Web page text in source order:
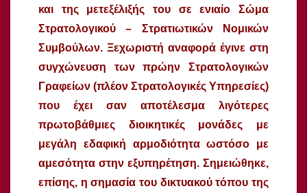
και της μετεξέλιξής του σε ενιαίο Σώμα
Στρατολογικού – Στρατιωτικών Νομικών
Συμβούλων. Ξεχωριστή αναφορά έγινε στη
συγχώνευση των πρώην Στρατολογικών
Γραφείων (πλέον Στρατολογικές Υπηρεσίες)
που έχει σαν αποτέλεσμα λιγότερες
πρωτοβάθμιες διοικητικές μονάδες με
μεγάλη εδαφική αρμοδιότητα ωστόσο με
αμεσότητα στην εξυπηρέτηση. Σημειώθηκε,
επίσης, η σημασία του δικτυακού τόπου της